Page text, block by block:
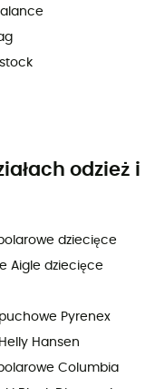
odzież i
dziecięce
Aigle dziecięce
Pyrenex
Hansen
Columbia